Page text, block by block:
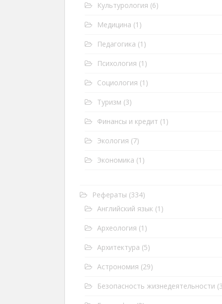
Культурология (6)
Медицина (1)
Педагогика (1)
Психология (1)
Социология (1)
Туризм (3)
Финансы и кредит (1)
Экология (7)
Экономика (1)
Рефераты (334)
Английский язык (1)
Археология (1)
Архитектура (5)
Астрономия (29)
Безопасность жизнедеятельности